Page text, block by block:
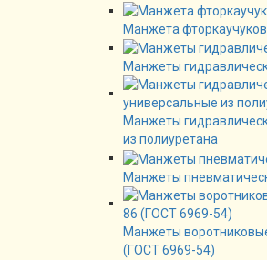
Манжета
Манжеты
Манжеты
из полиуретана
Манжеты
Манжеты
(ГОСТ 6969-54)